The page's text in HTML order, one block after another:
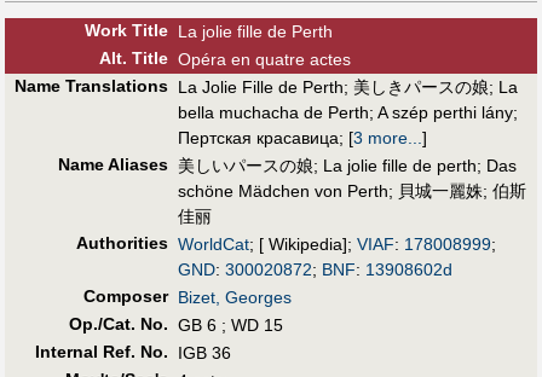
Work Title La jolie fille de Perth
Alt. Title Opéra en quatre actes
Name Translations La Jolie Fille de Perth; 美しきパースの娘; La
bella muchacha de Perth; A szép perthi lány;
Пертская красавица; [3 more... ]
Name Aliases 美しいパースの娘; La jolie fille de perth; Das
schöne Mädchen von Perth; 貝城一麗姝; 伯斯
佳丽
Authorities WorldCat; [ Wikipedia]; VIAF: 178008999;
GND: 300020872; BNF: 13908602d
Composer Bizet, Georges
Op./Cat. No. GB 6 ; WD 15
Internal Ref. No.
IGB 36